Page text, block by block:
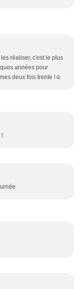
réaliser, c'est le plus
années pour
deux fois trente !☺
!